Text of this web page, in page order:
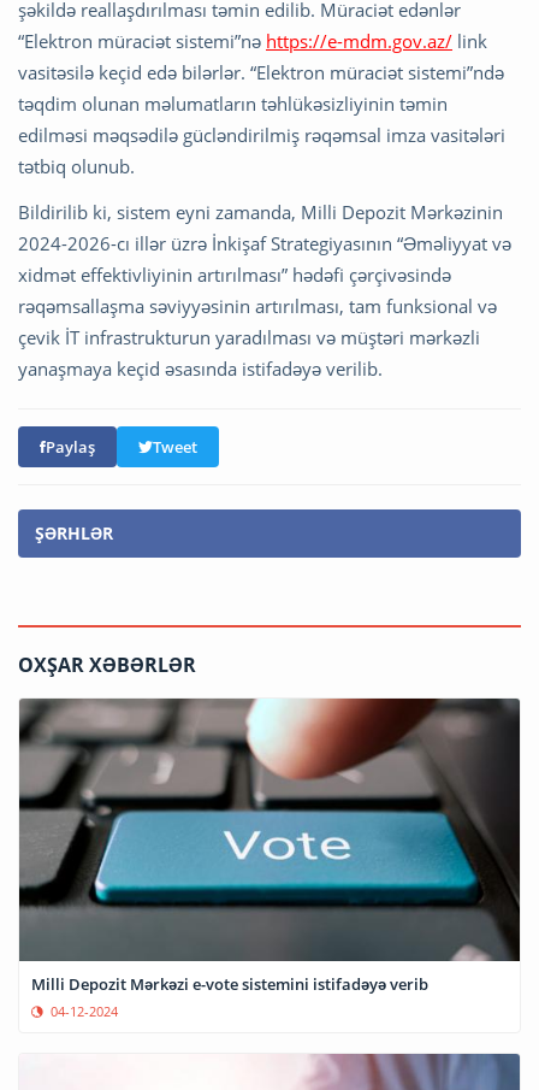
şəkildə reallaşdırılması təmin edilib. Müraciət edənlər
“Elektron müraciət sistemi”nə https://e-mdm.gov.az/ link
vasitəsilə keçid edə bilərlər. “Elektron müraciət sistemi”ndə
təqdim olunan məlumatların təhlükəsizliyinin təmin
edilməsi məqsədilə gücləndirilmiş rəqəmsal imza vasitələri
tətbiq olunub.
Bildirilib ki, sistem eyni zamanda, Milli Depozit Mərkəzinin
2024-2026-cı illər üzrə İnkişaf Strategiyasının “Əməliyyat və
xidmət effektivliyinin artırılması” hədəfi çərçivəsində
rəqəmsallaşma səviyyəsinin artırılması, tam funksional və
çevik İT infrastrukturun yaradılması və müştəri mərkəzli
yanaşmaya keçid əsasında istifadəyə verilib.
Paylaş Tweet
ŞƏRHLƏR
OXŞAR XƏBƏRLƏR
Milli Depozit Mərkəzi e-vote sistemini istifadəyə verib
04-12-2024